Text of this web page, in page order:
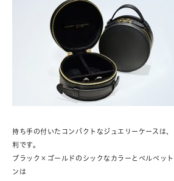
持ち手の付いたコンパクトなジュエリーケースは
利です。
ブラック×ゴールドのシックなカラーとベルベッ
ンは